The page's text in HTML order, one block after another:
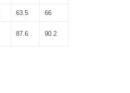
63.5 66
87.6 90.2